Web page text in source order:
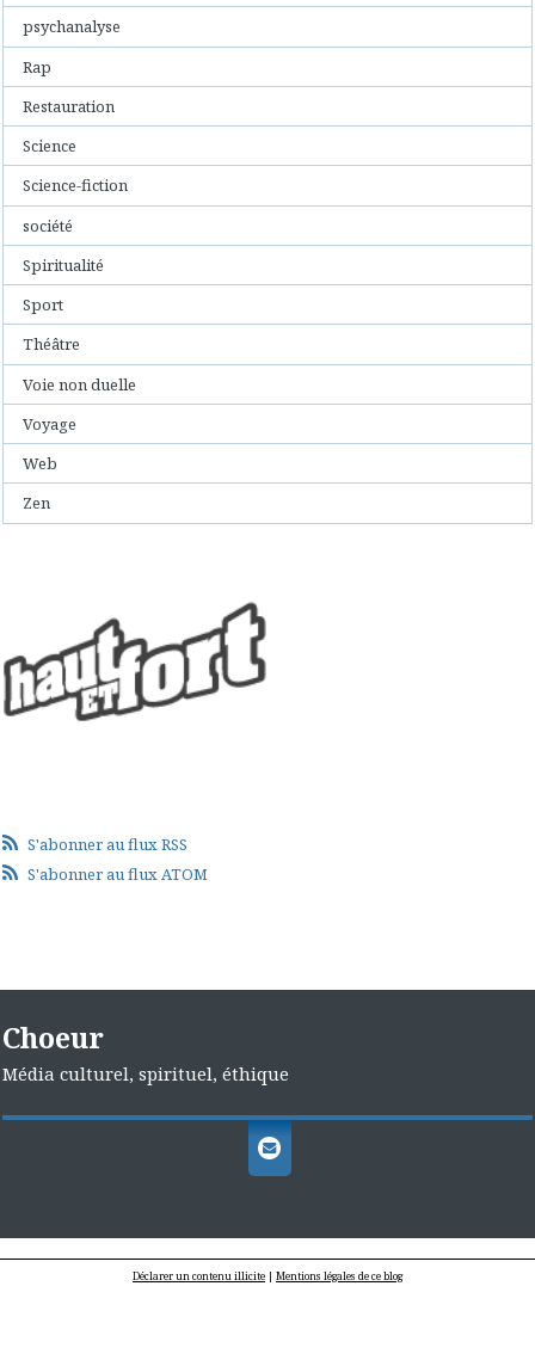
psychanalyse
Rap
Restauration
Science
Science-fiction
société
Spiritualité
Sport
Théâtre
Voie non duelle
Voyage
Web
Zen
S'abonner au flux RSS
S'abonner au flux ATOM
Choeur
Média culturel, spirituel, éthique
Déclarer un contenu illicite | Mentions légales de ce blog